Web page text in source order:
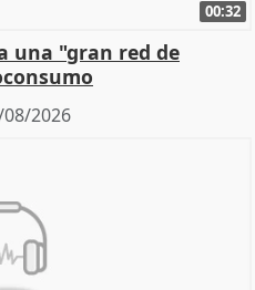
00:32
una "gran red de
2026